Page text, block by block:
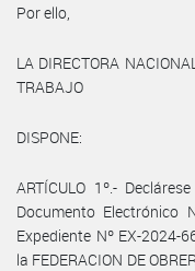
Por ello,
LA DIRECTORA
TRABAJO
DISPONE:
ARTÍCULO 1º.-
Documento Electrónico
Expediente Nº EX-2024-
la FEDERACION DE